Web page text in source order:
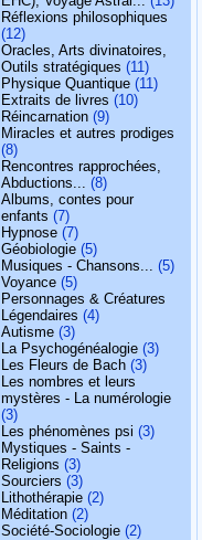
Réflexions philosophiques
(12)
Oracles, Arts divinatoires,
Outils stratégiques (11)
Physique Quantique (11)
Extraits de livres (10)
Réincarnation (9)
Miracles et autres prodiges
(8)
Rencontres rapprochées,
Abductions... (8)
Albums, contes pour
enfants (7)
Hypnose (7)
Géobiologie (5)
Musiques - Chansons... (5)
Voyance (5)
Personnages & Créatures
Légendaires (4)
Autisme (3)
La Psychogénéalogie (3)
Les Fleurs de Bach (3)
Les nombres et leurs
mystères - La numérologie
(3)
Les phénomènes psi (3)
Mystiques - Saints -
Religions (3)
Sourciers (3)
Lithothérapie (2)
Méditation (2)
Société-Sociologie (2)